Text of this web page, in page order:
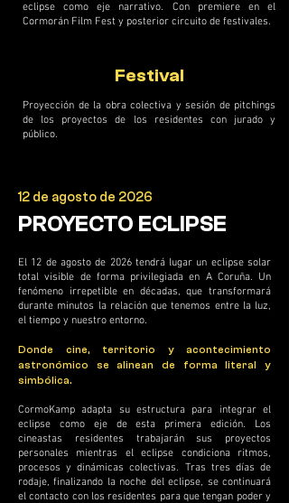
eclipse como eje narrativo. Con premiere en el
Cormorán Film Fest y posterior circuito de festivales.
Festival
Proyección de la obra colectiva y sesión de pitchings
de los proyectos de los residentes con jurado y
público.
12 de agosto de 2026
PROYECTO ECLIPSE
El 12 de agosto de 2026 tendrá lugar un eclipse solar
total visible de forma privilegiada en A Coruña. Un
fenómeno irrepetible en décadas, que transformará
durante minutos la relación que tenemos entre la luz,
el tiempo y nuestro entorno.
Donde cine, territorio y acontecimiento
astronómico se alinean de forma literal y
simbólica.
CormoKamp adapta su estructura para integrar el
eclipse como eje de esta primera edición. Los
cineastas residentes trabajarán sus proyectos
personales mientras el eclipse condiciona ritmos,
procesos y dinámicas colectivas. Tras tres días de
rodaje, finalizando la noche del eclipse, se continuará
el contacto con los residentes para que tengan poder y